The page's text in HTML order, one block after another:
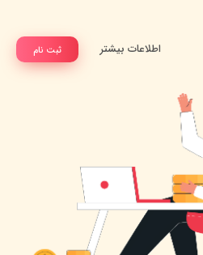
ثبت نام اطلاعات بیشتر